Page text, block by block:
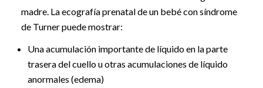
madre. La ecografía prenatal de un bebé con síndrome
de Turner puede mostrar:
Una acumulación importante de líquido en la parte
trasera del cuello u otras acumulaciones de líquido
anormales (edema)